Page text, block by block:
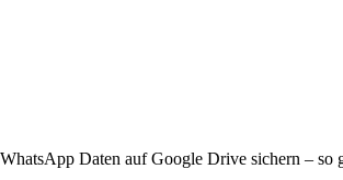
WhatsApp Daten auf Google Drive sichern – so